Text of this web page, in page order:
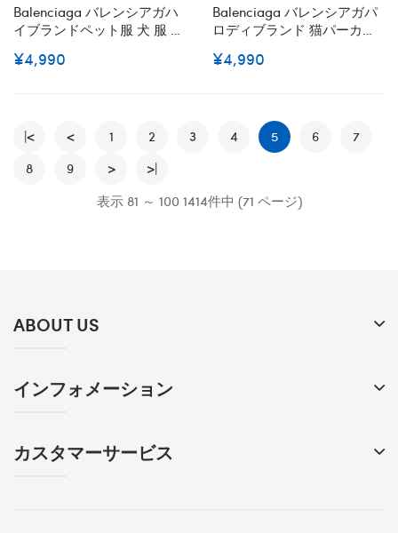
Balenciaga バレンシアガハ
イブランドペット服 犬 服 秋
ットセーター 防寒 暖かい 柔
マス 洋服
¥4,990
Balenciaga バレンシアガパ
ロディブランド 猫パーカー
いストラッチ ソフト キャッ
カー 子猫 小型犬用 秋冬服S-
3XL
¥4,990
|< < 1 2 3 4 5 6
7
8
9 >
>|
表示 81 ～ 100 1414件中 (71 ページ)
ABOUT US
インフォメーション
カスタマーサービス